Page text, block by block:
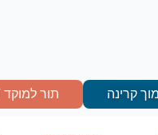
תור למוקד URG.ENT!